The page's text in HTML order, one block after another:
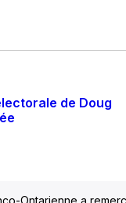
de Doug
Ontarienne a